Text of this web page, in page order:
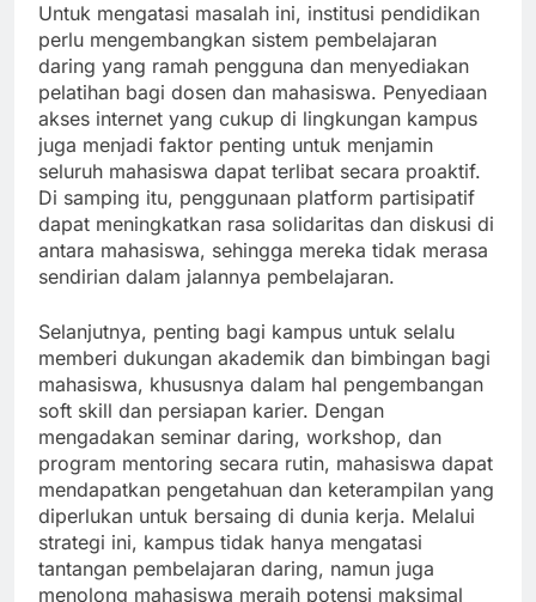
Untuk mengatasi masalah ini, institusi pendidikan
perlu mengembangkan sistem pembelajaran
daring yang ramah pengguna dan menyediakan
pelatihan bagi dosen dan mahasiswa. Penyediaan
akses internet yang cukup di lingkungan kampus
juga menjadi faktor penting untuk menjamin
seluruh mahasiswa dapat terlibat secara proaktif.
Di samping itu, penggunaan platform partisipatif
dapat meningkatkan rasa solidaritas dan diskusi di
antara mahasiswa, sehingga mereka tidak merasa
sendirian dalam jalannya pembelajaran.
Selanjutnya, penting bagi kampus untuk selalu
memberi dukungan akademik dan bimbingan bagi
mahasiswa, khususnya dalam hal pengembangan
soft skill dan persiapan karier. Dengan
mengadakan seminar daring, workshop, dan
program mentoring secara rutin, mahasiswa dapat
mendapatkan pengetahuan dan keterampilan yang
diperlukan untuk bersaing di dunia kerja. Melalui
strategi ini, kampus tidak hanya mengatasi
tantangan pembelajaran daring, namun juga
menolong mahasiswa meraih potensi maksimal